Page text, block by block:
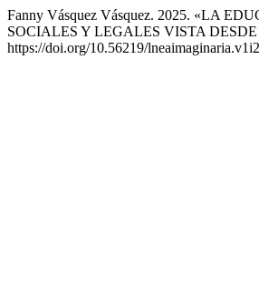
Fanny Vásquez Vásquez. 2025. «LA
SOCIALES Y LEGALES VISTA
https://doi.org/10.56219/